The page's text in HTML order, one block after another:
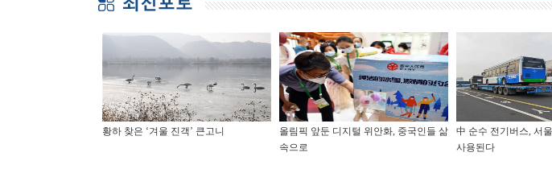
황하 찾은 ‘겨울 진객’ 큰고니
올림픽 앞둔 디지털 위안화, 중국인들 삶
속으로
中 순수 전기버스, 서
사용된다